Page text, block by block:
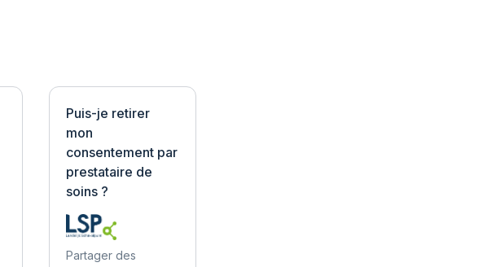
Puis-je retirer
mon
consentement par
prestataire de
soins ?
Partager des